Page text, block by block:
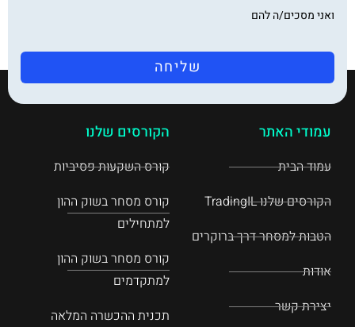
ואני מסכים/ה להם
שליחה
עמודי האתר
עמוד הבית
הקורסים שלנו TradingIL
הטבות למסחר דרך ברוקרים
אודות
יצירת קשר
הקורסים שלנו
קורס השקעות פסיביות
קורס מסחר בשוק ההון
למתחילים
קורס מסחר בשוק ההון
למתקדמים
תכנית ההכשרה המלאה